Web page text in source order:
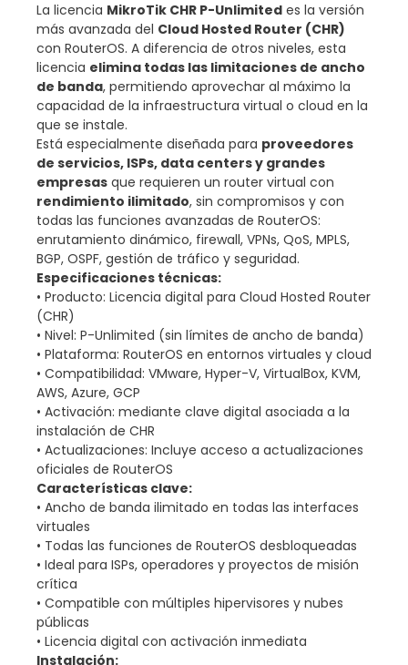
La licencia MikroTik CHR P-Unlimited es la versión
más avanzada del Cloud Hosted Router (CHR)
con RouterOS. A diferencia de otros niveles, esta
licencia elimina todas las limitaciones de ancho
de banda, permitiendo aprovechar al máximo la
capacidad de la infraestructura virtual o cloud en la
que se instale.
Está especialmente diseñada para proveedores
de servicios, ISPs, data centers y grandes
empresas que requieren un router virtual con
rendimiento ilimitado, sin compromisos y con
todas las funciones avanzadas de RouterOS:
enrutamiento dinámico, firewall, VPNs, QoS, MPLS,
BGP, OSPF, gestión de tráfico y seguridad.
Especificaciones técnicas:
• Producto: Licencia digital para Cloud Hosted Router
(CHR)
• Nivel: P-Unlimited (sin límites de ancho de banda)
• Plataforma: RouterOS en entornos virtuales y cloud
• Compatibilidad: VMware, Hyper-V, VirtualBox, KVM,
AWS, Azure, GCP
• Activación: mediante clave digital asociada a la
instalación de CHR
• Actualizaciones: Incluye acceso a actualizaciones
oficiales de RouterOS
Características clave:
• Ancho de banda ilimitado en todas las interfaces
virtuales
• Todas las funciones de RouterOS desbloqueadas
• Ideal para ISPs, operadores y proyectos de misión
crítica
• Compatible con múltiples hipervisores y nubes
públicas
• Licencia digital con activación inmediata
Instalación: